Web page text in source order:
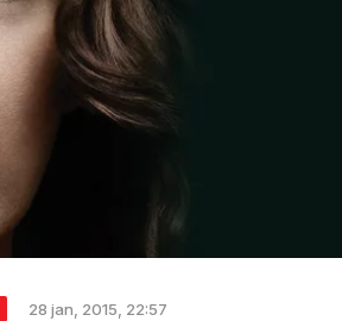
28 jan, 2015, 22:57